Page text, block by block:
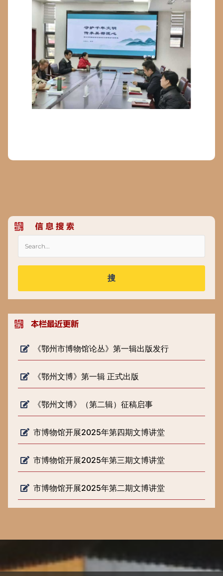
搜
《鄂州市博物馆论丛》第一辑出版发行
《鄂州文博》第一辑 正式出版
《鄂州文博》（第二辑）征稿启事
市博物馆开展2025年第四期文博讲堂
市博物馆开展2025年第三期文博讲堂
市博物馆开展2025年第二期文博讲堂